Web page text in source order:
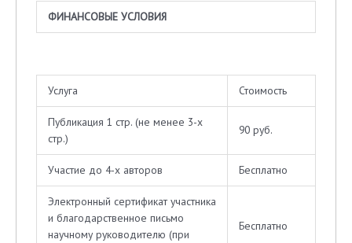
ФИНАНСОВЫЕ УСЛОВИЯ
Услуга Стоимость
Публикация 1 стр. (не менее 3-х
стр.)
90 руб.
Участие до 4-х авторов Бесплатно
Электронный сертификат участника
и благодарственное письмо
научному руководителю (при
Бесплатно